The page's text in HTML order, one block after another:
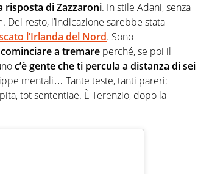
risposta di Zazzaroni. In stile Adani, senza
resto, l’indicazione sarebbe stata
l’Irlanda del Nord. Sono
a tremare perché, se poi il
c’è gente che ti percula a distanza di sei
mentali… Tante teste, tanti pareri:
tot sententiae. È Terenzio, dopo la